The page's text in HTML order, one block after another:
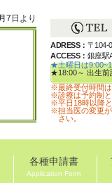
7日より
★土曜日は
★18:00～ 出生前
※最終受付時間は
※診療は予約制と
※平日18時以降
※担当医の変更
さい。
ADRESS： 〒104-
ACCESS： 銀座駅
各種申請書
Application Form